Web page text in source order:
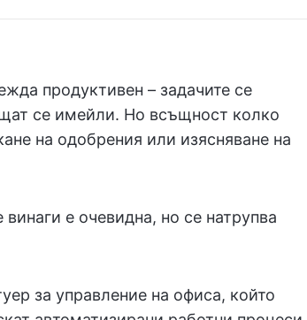
продуктивен – задачите се
се имейли. Но всъщност колко
на одобрения или изясняване на
е очевидна, но се натрупва
за управление на офиса, който